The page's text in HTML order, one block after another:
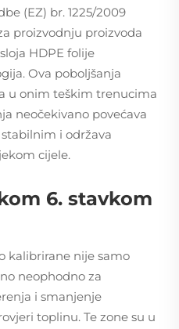
(EZ) br. 1225/2009
proizvodnju proizvoda
HDPE folije
Ova poboljšanja
u onim teškim trenucima
neočekivano povećava
i održava
cijele.
6. stavkom
kalibrirane nije samo
neophodno za
i smanjenje
toplinu. Te zone su u